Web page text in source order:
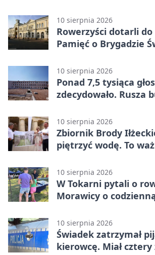
10 sierpnia 2026
Rowerzyści dotarli do
Pamięć o Brygadzie
10 sierpnia 2026
Ponad 7,5 tysiąca
zdecydowało. Rusza
10 sierpnia 2026
Zbiornik Brody
piętrzyć wodę. To
10 sierpnia 2026
W Tokarni pytali o
Morawicy o
10 sierpnia 2026
Świadek zatrzymał
kierowcę. Miał cztery